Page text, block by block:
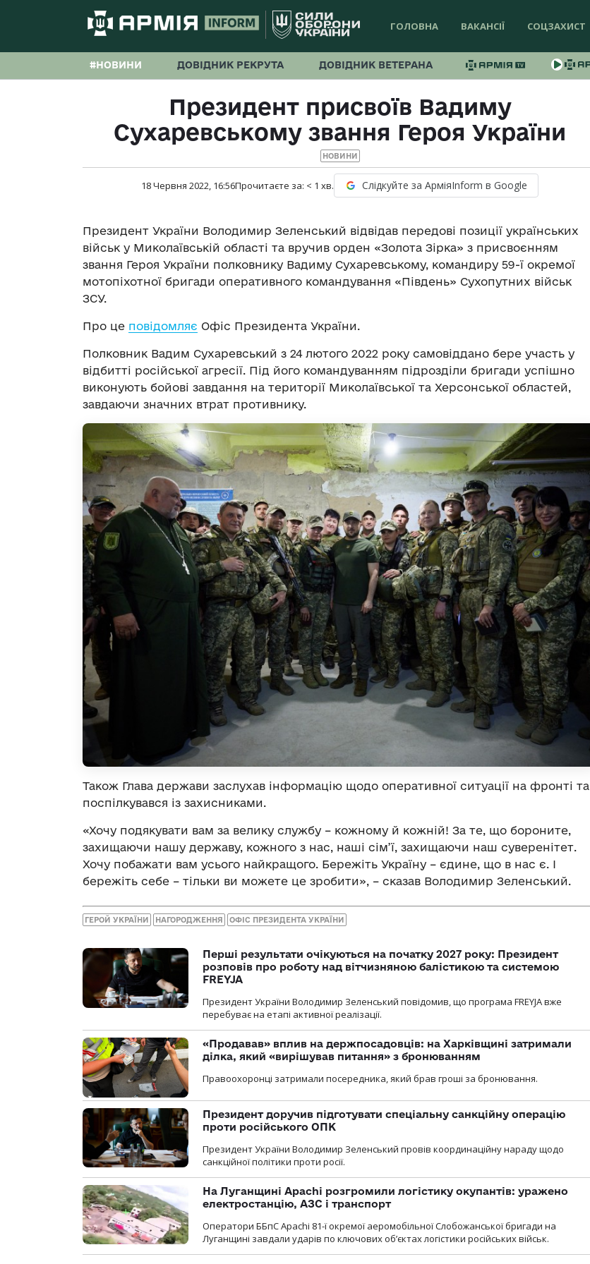
ГОЛОВНА ВАКАНСІЇ СОЦЗАХИСТ
#НОВИНИ ДОВІДНИК РЕКРУТА ДОВІДНИК ВЕТЕРАНА
Президент присвоїв Вадиму
Сухаревському звання Героя України
НОВИНИ
18 Червня 2022, 16:56Прочитаєте за: < 1 хв. Слідкуйте за АрміяInform в Google
Президент України Володимир Зеленський відвідав передові позиції українських
військ у Миколаївській області та вручив орден «Золота Зірка» з присвоєнням
звання Героя України полковнику Вадиму Сухаревському, командиру 59-ї окремої
мотопіхотної бригади оперативного командування «Південь» Сухопутних військ
ЗСУ.
Про це повідомляє Офіс Президента України.
Полковник Вадим Сухаревський з 24 лютого 2022 року самовіддано бере участь у
відбитті російської агресії. Під його командуванням підрозділи бригади успішно
виконують бойові завдання на території Миколаївської та Херсонської областей,
завдаючи значних втрат противнику.
Також Глава держави заслухав інформацію щодо оперативної ситуації на фронті та
поспілкувався із захисниками.
«Хочу подякувати вам за велику службу – кожному й кожній! За те, що бороните,
захищаючи нашу державу, кожного з нас, наші сім’ї, захищаючи наш суверенітет.
Хочу побажати вам усього найкращого. Бережіть Україну – єдине, що в нас є. І
бережіть себе – тільки ви можете це зробити», – сказав Володимир Зеленський.
ГЕРОЙ УКРАЇНИ НАГОРОДЖЕННЯ ОФІС ПРЕЗИДЕНТА УКРАЇНИ
Перші результати очікуються на початку 2027 року: Президент
розповів про роботу над вітчизняною балістикою та системою
FREYJA
Президент України Володимир Зеленський повідомив, що програма FREYJA вже
перебуває на етапі активної реалізації.
«Продавав» вплив на держпосадовців: на Харківщині затримали
ділка, який «вирішував питання» з бронюванням
Правоохоронці затримали посередника, який брав гроші за бронювання.
Президент доручив підготувати спеціальну санкційну операцію
проти російського ОПК
Президент України Володимир Зеленський провів координаційну нараду щодо
санкційної політики проти росії.
На Луганщині Apachi розгромили логістику окупантів: уражено
електростанцію, АЗС і транспорт
Оператори ББпС Apachi 81-ї окремої аеромобільної Слобожанської бригади на
Луганщині завдали ударів по ключових об’єктах логістики російських військ.